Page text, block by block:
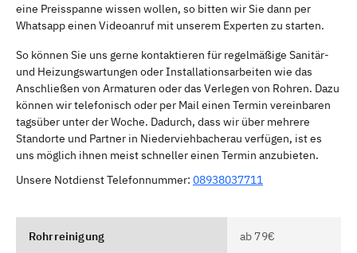
eine Preisspanne wissen wollen, so bitten wir Sie dann per
Whatsapp einen Videoanruf mit unserem Experten zu starten.
So können Sie uns gerne kontaktieren für regelmäßige Sanitär-
und Heizungswartungen oder Installationsarbeiten wie das
Anschließen von Armaturen oder das Verlegen von Rohren. Dazu
können wir telefonisch oder per Mail einen Termin vereinbaren
tagsüber unter der Woche. Dadurch, dass wir über mehrere
Standorte und Partner in Niederviehbacherau verfügen, ist es
uns möglich ihnen meist schneller einen Termin anzubieten.
Unsere Notdienst Telefonnummer: 08938037711
Rohrreinigung ab 79€